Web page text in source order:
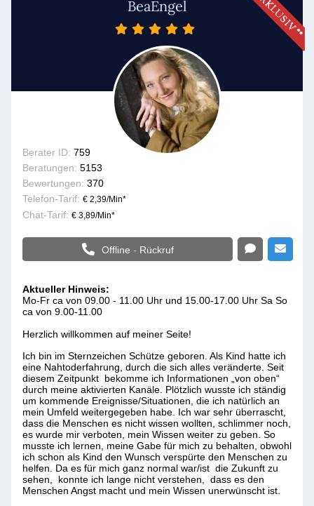
BeaEngel
Berater ID: 759
Beratungen: 5153
Bewertungen: 370
Telefon-Tarif: € 2,39/Min*
Chat-Tarif: € 3,89/Min*
Offline - Rückruf
Aktueller Hinweis:
Mo-Fr ca von 09.00 - 11.00 Uhr und 15.00-17.00 Uhr Sa So
ca von 9.00-11.00
Herzlich willkommen auf meiner Seite!
Ich bin im Sternzeichen Schütze geboren. Als Kind hatte ich
eine Nahtoderfahrung, durch die sich alles veränderte. Seit
diesem Zeitpunkt bekomme ich Informationen „von oben“
durch meine aktivierten Kanäle. Plötzlich wusste ich ständig
um kommende Ereignisse/Situationen, die ich natürlich an
mein Umfeld weitergegeben habe. Ich war sehr überrascht,
dass die Menschen es nicht wissen wollten, schlimmer noch,
es wurde mir verboten, mein Wissen weiter zu geben. So
musste ich lernen, meine Gabe für mich zu behalten, obwohl
ich schon als Kind den Wunsch verspürte den Menschen zu
helfen. Da es für mich ganz normal war/ist die Zukunft zu
sehen, konnte ich lange nicht verstehen, dass es den
Menschen Angst macht und mein Wissen unerwünscht ist.